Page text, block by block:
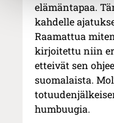
elämäntapaa.
kahdelle
Raamattua
kirjoitettu niin
etteivät sen
suomalaista.
humbuugia.